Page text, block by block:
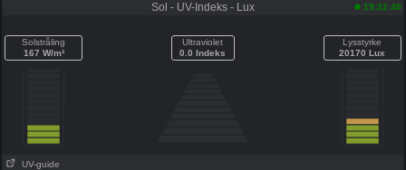
Sol - UV-Indeks - Lux 19:32:40
Solstråling
167 W/m²
Ultraviolet
0.0 Indeks
Lysstyrke
20170 Lux
UV-guide